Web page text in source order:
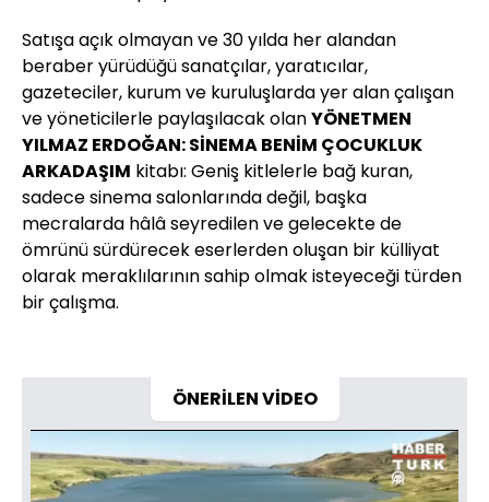
Satışa açık olmayan ve 30 yılda her alandan
beraber yürüdüğü sanatçılar, yaratıcılar,
gazeteciler, kurum ve kuruluşlarda yer alan çalışan
ve yöneticilerle paylaşılacak olanYÖNETMEN
YILMAZ ERDOĞAN: SİNEMA BENİM ÇOCUKLUK
ARKADAŞIM kitabı: Geniş kitlelerle bağ kuran,
sadece sinema salonlarında değil, başka
mecralarda hâlâ seyredilen ve gelecekte de
ömrünü sürdürecek eserlerden oluşan bir külliyat
olarak meraklılarının sahip olmak isteyeceği türden
bir çalışma.
ÖNERİLEN VİDEO